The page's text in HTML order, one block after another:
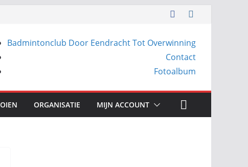
Badmintonclub Door Eendracht Tot Overwinning
Contact
Fotoalbum
ORGANISATIE MIJN ACCOUNT